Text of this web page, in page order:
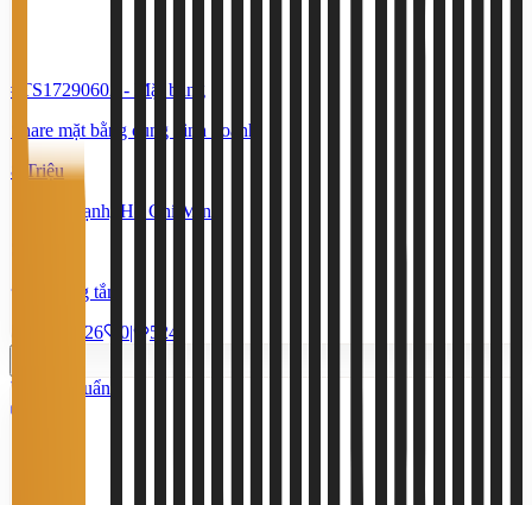
#TS17290602 -
Mặt bằng
Share mặt bằng cùng kinh doanh
8 Triệu
Phú Thạnh, Hồ Chí Minh
4 phòng tắm
28/7/2026
0| 524
Tiêu chuẩn